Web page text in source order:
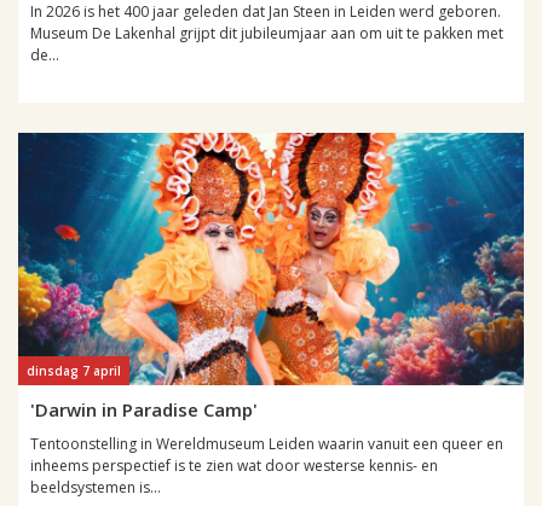
In 2026 is het 400 jaar geleden dat Jan Steen in Leiden werd geboren.
Museum De Lakenhal grijpt dit jubileumjaar aan om uit te pakken met
de...
dinsdag 7 april
'Darwin in Paradise Camp'
Tentoonstelling in Wereldmuseum Leiden waarin vanuit een queer en
inheems perspectief is te zien wat door westerse kennis- en
beeldsystemen is...